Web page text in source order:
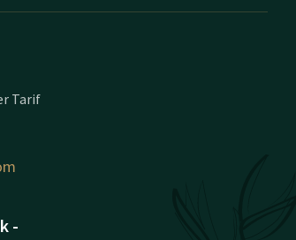
Tarif
-